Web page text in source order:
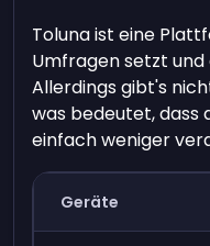
Toluna ist eine
Umfragen setzt
Allerdings gibt's
was bedeutet, dass
einfach weniger
Geräte